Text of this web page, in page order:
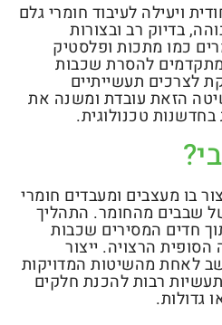
ויעילה לעיבוד חומרי גלם
בדיוק רב ובצורות
כמו מתכות ופלסטיק
להסרת שכבות
לצרכים תעשייתיים
הזאת עובדת ומשנה את
בחדשנות טכנולוגית.
בו מעצבים ומעבדים חומרי
שבבים מהחומר. התהליך
חדים המסירים שכבות
הרצויה. ייצור
לאחת מהשיטות המדויקות
רבות להכנת חלקים
גדולות.